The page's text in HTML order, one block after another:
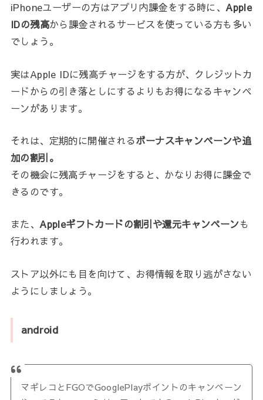
iPhoneユーザーの方はアプリ内課金をする時に、 Apple
IDの残高から課金されるサービスを使っている方も多い
でしょう。
実はApple IDに残高チャージをする方が、クレジットカ
ードからの引き落としにするよりもお得になるキャンペ
ーンがあります。
それは、定期的に開催されるボーナスキャンペーンや追
加の割引。
その機会に残高チャージをすると、かなりお得に課金で
きるのです。
また、 Appleギフトカードの割引や還元キャンペーンも
行われます。
ストア以外にも目を向けて、お得情報を取り逃がさない
ようにしましょう。
android
マギレコとFGOでGooglePlayポイントのキャンペーン